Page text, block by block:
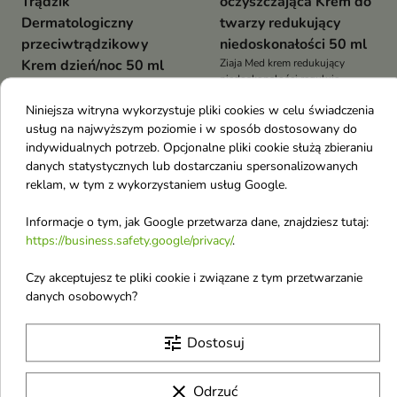
Dermatologiczny
przeciwtrądzikowy
Krem dzień/noc 50 ml
twarzy redukujący
niedoskonałości 50 ml
Ziaja Med krem redukujący
niedoskonałości reguluje
złuszczanie działa
antybakteryjnie i łagodzi
wrażliwą skórę twarzy i ciała
-18% favorite_border
Krem do twarzy
-35% favorite_border
Ziaja Oczyszczenie
Krem do twarzy
nawilżający balans
Niniejsza witryna wykorzystuje pliki cookies w celu świadczenia
usług na najwyższym poziomie i w sposób dostosowany do
indywidualnych potrzeb. Opcjonalne pliki cookie służą zbieraniu
danych statystycznych lub dostarczaniu spersonalizowanych
reklam, w tym z wykorzystaniem usług Google.
Informacje o tym, jak Google przetwarza dane, znajdziesz tutaj:
https://business.safety.google/privacy/.
Czy akceptujesz te pliki cookie i związane z tym przetwarzanie
danych osobowych?
tune Dostosuj
clear Odrzuć